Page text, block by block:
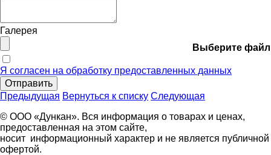
Галерея
Выберите файл
Я согласен на обработку предоставленных данных
Отправить
Предыдущая Вернуться к списку Следующая
© ООО «Дункан». Вся информация о товарах и ценах,
предоставленная на этом сайте,
носит информационный характер и не является публичной
офертой.